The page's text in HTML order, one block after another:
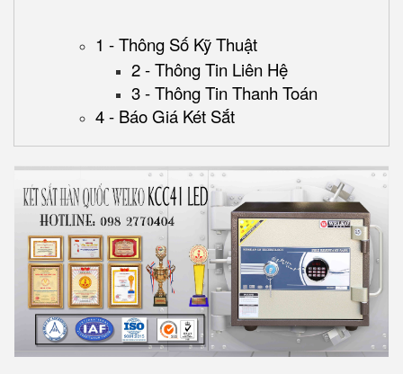
1 - Thông Số Kỹ Thuật
2 - Thông Tin Liên Hệ
3 - Thông Tin Thanh Toán
4 - Báo Giá Két Sắt